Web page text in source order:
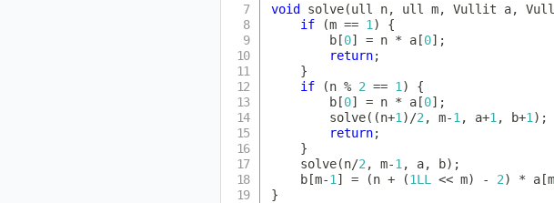
void solve(ull n, ull m, Vullit a,
if
(m == 1 )
{
        b
[0] = n * a[0] ;
return;
}
if
(n % 2 == 1 )
{
        b
[0] = n * a[0] ;
solve( (n+1 ) /2 , m-1 , a+1 , b+1 ) ;
return;
}
solve(n/2 , m-1 , a, b) ;
    b
[m-1 ] = (n + (1LL << m) - 2) * a[m
}